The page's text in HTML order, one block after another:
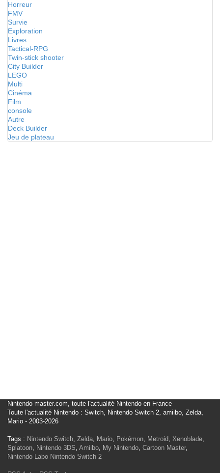
Horreur
FMV
Survie
Exploration
Livres
Tactical-RPG
Twin-stick shooter
City Builder
LEGO
Multi
Cinéma
Film
console
Autre
Deck Builder
Jeu de plateau
Nintendo-master.com, toute l'actualité Nintendo en France
Toute l'actualité Nintendo : Switch, Nintendo Switch 2, amiibo, Zelda,
Mario - 2003-2026
Tags : Nintendo Switch, Zelda, Mario, Pokémon, Metroid, Xenoblade,
Splatoon, Nintendo 3DS, Amiibo, My Nintendo, Cartoon Master,
Nintendo Labo Nintendo Switch 2